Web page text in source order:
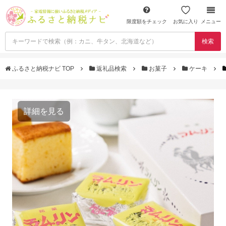
限度額をチェック お気に入り メニュー
検索
ふるさと納税ナビ TOP 返礼品検索 お菓子 ケーキ
詳細を見る